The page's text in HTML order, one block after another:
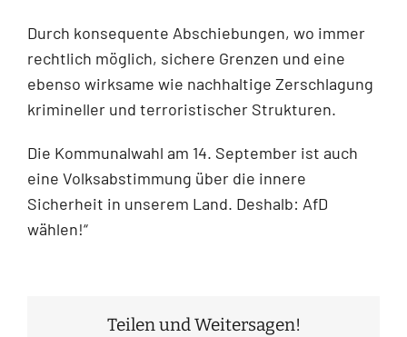
Durch konsequente Abschiebungen, wo immer
rechtlich möglich, sichere Grenzen und eine
ebenso wirksame wie nachhaltige Zerschlagung
krimineller und terroristischer Strukturen.
Die Kommunalwahl am 14. September ist auch
eine Volksabstimmung über die innere
Sicherheit in unserem Land. Deshalb: AfD
wählen!“
Teilen und Weitersagen!